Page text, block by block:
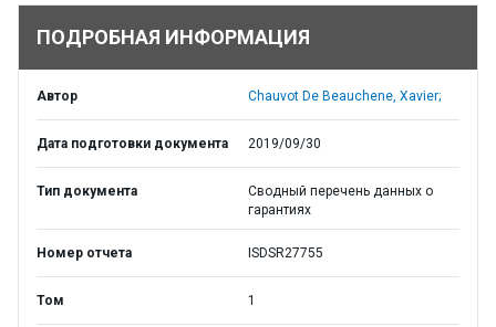
ПОДРОБНАЯ ИНФОРМАЦИЯ
Автор Chauvot De Beauchene, Xavier;
Дата подготовки документа 2019/09/30
Тип документа
Сводный перечень данных о
гарантиях
Номер отчета ISDSR27755
Том 1